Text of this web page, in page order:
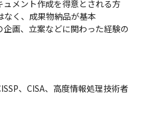
グ（1プロジェクト2～3名で担
週に2～4回程度）
＞
ため、入社後しっかりとフォロ
ュメント作成を得意とされる方
く、成果物納品が基本
企画、立案などに関わった経験の
、CISA、高度情報処理技術者